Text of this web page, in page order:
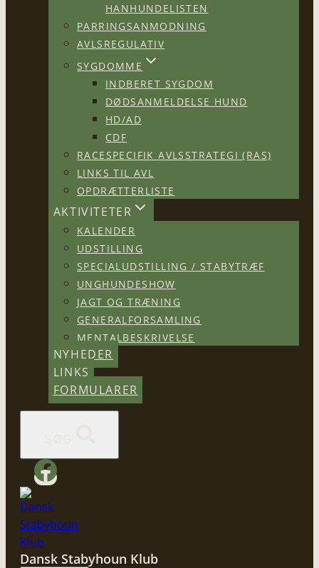
HANHUNDELISTEN
PARRINGSANMODNING
AVLSREGULATIV
SYGDOMME
INDBERET SYGDOM
DØDSANMELDELSE HUND
HD/AD
CDF
RACESPECIFIK AVLSSTRATEGI (RAS)
LINKS TIL AVL
OPDRÆTTERLISTE
AKTIVITETER
KALENDER
UDSTILLING
SPECIALUDSTILLING / STABYTRÆF
UNGHUNDESHOW
JAGT OG TRÆNING
GENERALFORSAMLING
MENTALBESKRIVELSE
NYHEDER
LINKS
FORMULARER
Dansk Stabyhoun Klub